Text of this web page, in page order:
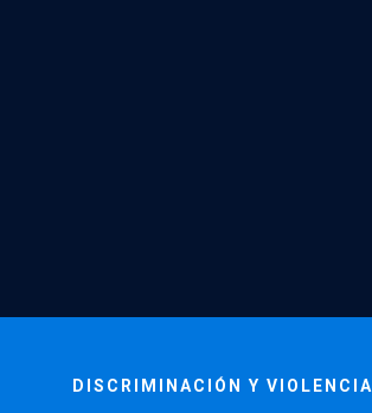
DISCRIMINACIÓN Y VIOLENCIA